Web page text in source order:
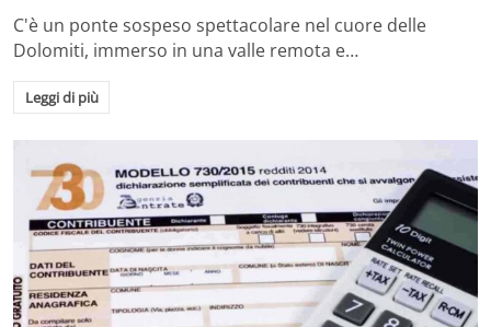
C'è un ponte sospeso spettacolare nel cuore delle
Dolomiti, immerso in una valle remota e…
Leggi di più